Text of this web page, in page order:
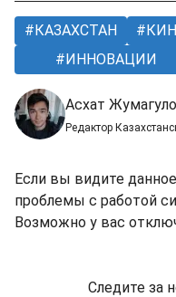
КАЗАХСТАН
ИННОВАЦИИ
Асхат
Редактор
Если вы видите
проблемы с работой
Возможно у вас
Следите за